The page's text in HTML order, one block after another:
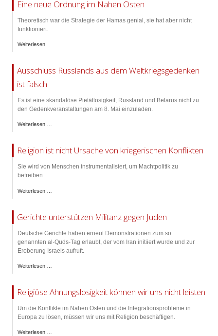
Eine neue Ordnung im Nahen Osten
Theoretisch war die Strategie der Hamas genial, sie hat aber nicht
funktioniert.
Weiterlesen …
Ausschluss Russlands aus dem Weltkriegsgedenken
ist falsch
Es ist eine skandalöse Pietätlosigkeit, Russland und Belarus nicht zu
den Gedenkveranstaltungen am 8. Mai einzuladen.
Weiterlesen …
Religion ist nicht Ursache von kriegerischen Konflikten
Sie wird von Menschen instrumentalisiert, um Machtpolitik zu
betreiben.
Weiterlesen …
Gerichte unterstützen Militanz gegen Juden
Deutsche Gerichte haben erneut Demonstrationen zum so
genannten al-Quds-Tag erlaubt, der vom Iran initiiert wurde und zur
Eroberung Israels aufruft.
Weiterlesen …
Religiöse Ahnungslosigkeit können wir uns nicht leisten
Um die Konflikte im Nahen Osten und die Integrationsprobleme in
Europa zu lösen, müssen wir uns mit Religion beschäftigen.
Weiterlesen …